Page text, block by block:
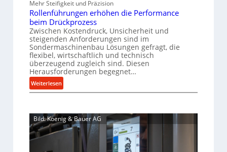
s
s
e
g
t
s
i
c
h
r
b
s
t
g
e
n
t
s
p
a
n
n
i
c
a
u
B
e
s
t
e
l
l
n
g
e
l
l
A
b
o
u
t
A
u
t
a
t
Mehr Steifigkeit und Präzision
Rollenführungen erhöhen die Performance
beim Drückprozess
Zwischen Kostendruck, Unsicherheit und
steigenden Anforderungen sind im
Sondermaschinenbau Lösungen gefragt, die
flexibel, wirtschaftlich und technisch
überzeugend zugleich sind. Diesen
Herausforderungen begegnet…
Weiterlesen:
R
l
l
e
Bild: Koenig & Bauer AG